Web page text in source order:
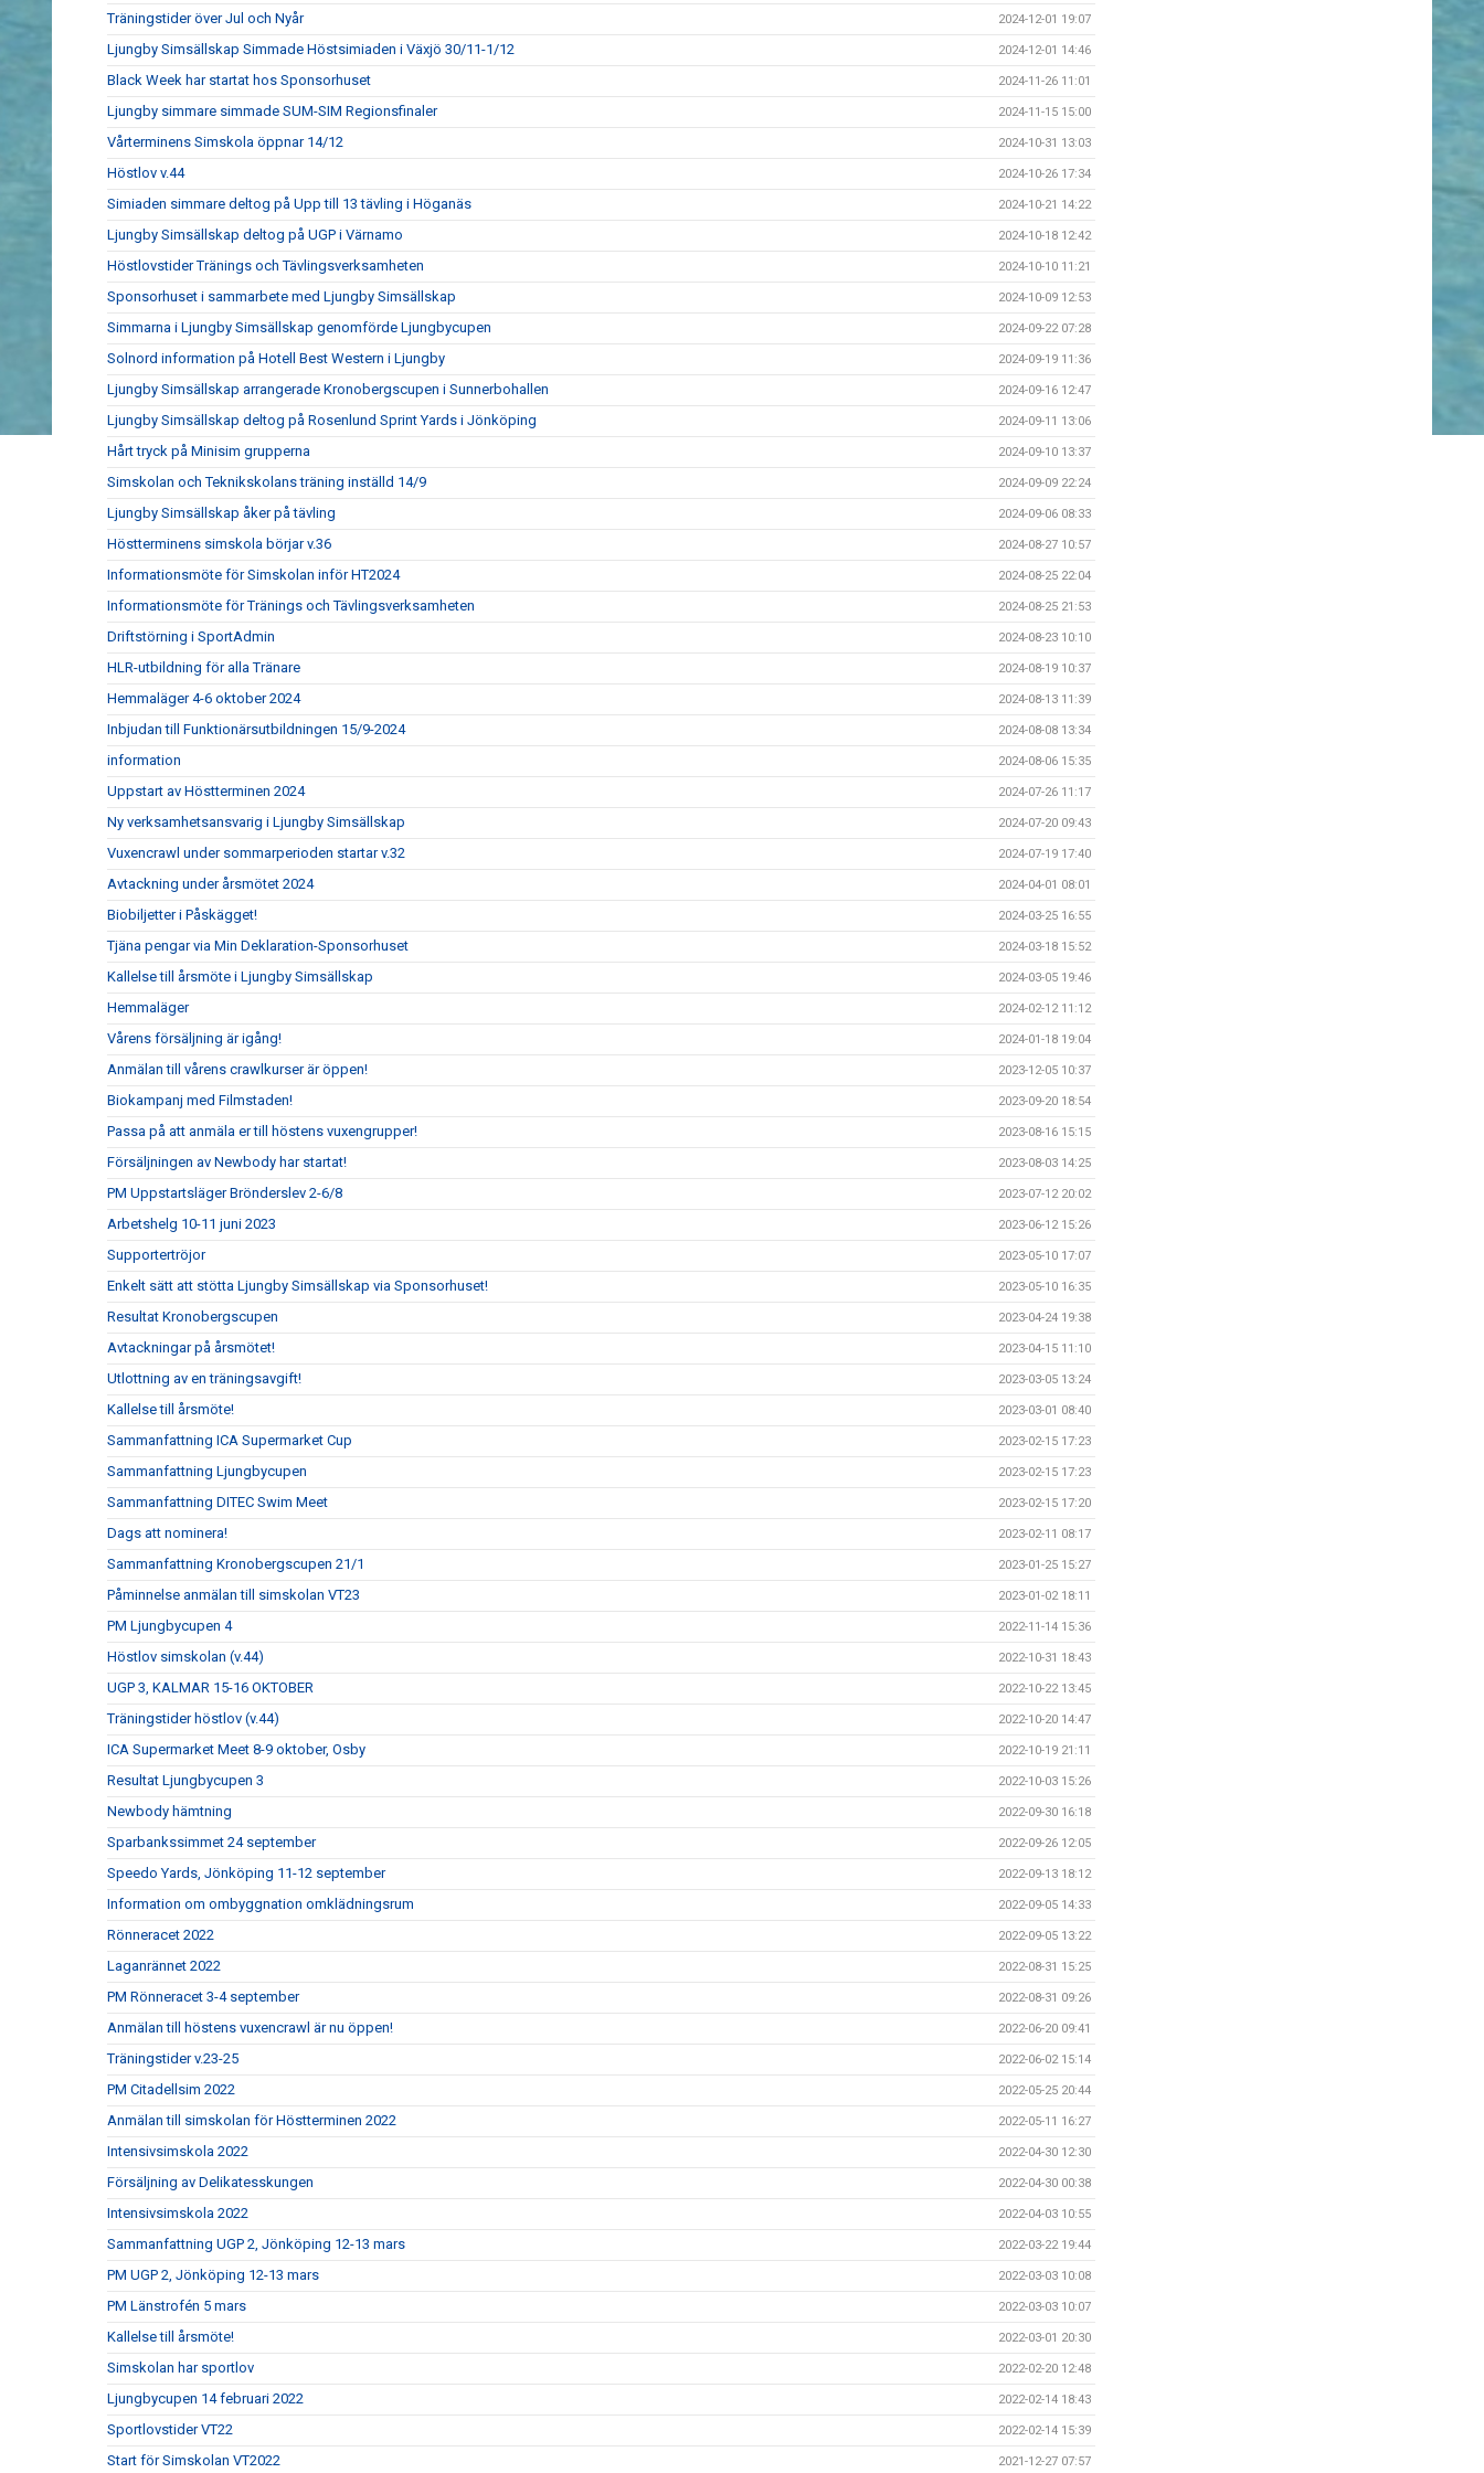
Träningstider över Jul och Nyår 2024-12-01 19:07
Ljungby Simsällskap Simmade Höstsimiaden i Växjö 30/11-1/12 2024-12-01 14:46
Black Week har startat hos Sponsorhuset 2024-11-26 11:01
Ljungby simmare simmade SUM-SIM Regionsfinaler 2024-11-15 15:00
Vårterminens Simskola öppnar 14/12 2024-10-31 13:03
Höstlov v.44 2024-10-26 17:34
Simiaden simmare deltog på Upp till 13 tävling i Höganäs 2024-10-21 14:22
Ljungby Simsällskap deltog på UGP i Värnamo 2024-10-18 12:42
Höstlovstider Tränings och Tävlingsverksamheten 2024-10-10 11:21
Sponsorhuset i sammarbete med Ljungby Simsällskap 2024-10-09 12:53
Simmarna i Ljungby Simsällskap genomförde Ljungbycupen 2024-09-22 07:28
Solnord information på Hotell Best Western i Ljungby 2024-09-19 11:36
Ljungby Simsällskap arrangerade Kronobergscupen i Sunnerbohallen 2024-09-16 12:47
Ljungby Simsällskap deltog på Rosenlund Sprint Yards i Jönköping 2024-09-11 13:06
Hårt tryck på Minisim grupperna 2024-09-10 13:37
Simskolan och Teknikskolans träning inställd 14/9 2024-09-09 22:24
Ljungby Simsällskap åker på tävling 2024-09-06 08:33
Höstterminens simskola börjar v.36 2024-08-27 10:57
Informationsmöte för Simskolan inför HT2024 2024-08-25 22:04
Informationsmöte för Tränings och Tävlingsverksamheten 2024-08-25 21:53
Driftstörning i SportAdmin 2024-08-23 10:10
HLR-utbildning för alla Tränare 2024-08-19 10:37
Hemmaläger 4-6 oktober 2024 2024-08-13 11:39
Inbjudan till Funktionärsutbildningen 15/9-2024 2024-08-08 13:34
information 2024-08-06 15:35
Uppstart av Höstterminen 2024 2024-07-26 11:17
Ny verksamhetsansvarig i Ljungby Simsällskap 2024-07-20 09:43
Vuxencrawl under sommarperioden startar v.32 2024-07-19 17:40
Avtackning under årsmötet 2024 2024-04-01 08:01
Biobiljetter i Påskägget! 2024-03-25 16:55
Tjäna pengar via Min Deklaration-Sponsorhuset 2024-03-18 15:52
Kallelse till årsmöte i Ljungby Simsällskap 2024-03-05 19:46
Hemmaläger 2024-02-12 11:12
Vårens försäljning är igång! 2024-01-18 19:04
Anmälan till vårens crawlkurser är öppen! 2023-12-05 10:37
Biokampanj med Filmstaden! 2023-09-20 18:54
Passa på att anmäla er till höstens vuxengrupper! 2023-08-16 15:15
Försäljningen av Newbody har startat! 2023-08-03 14:25
PM Uppstartsläger Brönderslev 2-6/8 2023-07-12 20:02
Arbetshelg 10-11 juni 2023 2023-06-12 15:26
Supportertröjor 2023-05-10 17:07
Enkelt sätt att stötta Ljungby Simsällskap via Sponsorhuset! 2023-05-10 16:35
Resultat Kronobergscupen 2023-04-24 19:38
Avtackningar på årsmötet! 2023-04-15 11:10
Utlottning av en träningsavgift! 2023-03-05 13:24
Kallelse till årsmöte! 2023-03-01 08:40
Sammanfattning ICA Supermarket Cup 2023-02-15 17:23
Sammanfattning Ljungbycupen 2023-02-15 17:23
Sammanfattning DITEC Swim Meet 2023-02-15 17:20
Dags att nominera! 2023-02-11 08:17
Sammanfattning Kronobergscupen 21/1 2023-01-25 15:27
Påminnelse anmälan till simskolan VT23 2023-01-02 18:11
PM Ljungbycupen 4 2022-11-14 15:36
Höstlov simskolan (v.44) 2022-10-31 18:43
UGP 3, KALMAR 15-16 OKTOBER 2022-10-22 13:45
Träningstider höstlov (v.44) 2022-10-20 14:47
ICA Supermarket Meet 8-9 oktober, Osby 2022-10-19 21:11
Resultat Ljungbycupen 3 2022-10-03 15:26
Newbody hämtning 2022-09-30 16:18
Sparbankssimmet 24 september 2022-09-26 12:05
Speedo Yards, Jönköping 11-12 september 2022-09-13 18:12
Information om ombyggnation omklädningsrum 2022-09-05 14:33
Rönneracet 2022 2022-09-05 13:22
Laganrännet 2022 2022-08-31 15:25
PM Rönneracet 3-4 september 2022-08-31 09:26
Anmälan till höstens vuxencrawl är nu öppen! 2022-06-20 09:41
Träningstider v.23-25 2022-06-02 15:14
PM Citadellsim 2022 2022-05-25 20:44
Anmälan till simskolan för Höstterminen 2022 2022-05-11 16:27
Intensivsimskola 2022 2022-04-30 12:30
Försäljning av Delikatesskungen 2022-04-30 00:38
Intensivsimskola 2022 2022-04-03 10:55
Sammanfattning UGP 2, Jönköping 12-13 mars 2022-03-22 19:44
PM UGP 2, Jönköping 12-13 mars 2022-03-03 10:08
PM Länstrofén 5 mars 2022-03-03 10:07
Kallelse till årsmöte! 2022-03-01 20:30
Simskolan har sportlov 2022-02-20 12:48
Ljungbycupen 14 februari 2022 2022-02-14 18:43
Sportlovstider VT22 2022-02-14 15:39
Start för Simskolan VT2022 2021-12-27 07:57